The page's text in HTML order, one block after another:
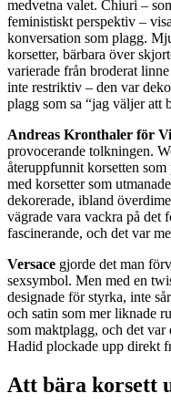
medvetna valet. Chiuri –
feministiskt perspektiv –
konversation som plagg.
korsetter, bärbara över
varierade från broderat
inte restriktiv – den var
plagg som sa “jag väljer att
Andreas Kronthaler för
provocerande tolkningen.
återuppfunnit korsetten
med korsetter som
dekorerade, ibland
vägrade vara vackra på det
fascinerande, och det var
Versace gjorde det man
sexsymbol. Men med en
designade för styrka, inte
och satin som mer liknade
som maktplagg, och det
Hadid plockade upp direkt
Att bära korsett